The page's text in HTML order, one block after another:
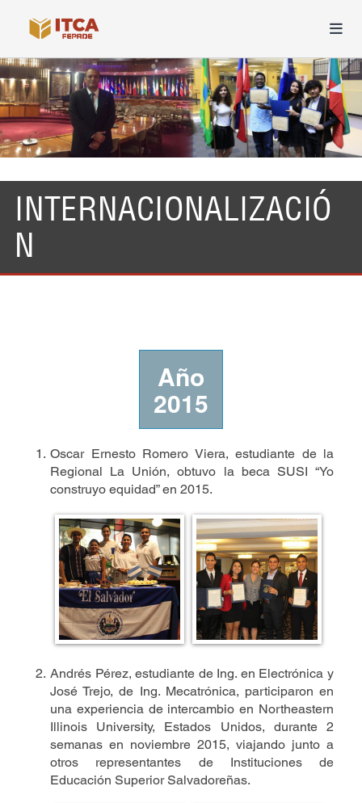
INTERNACIONALIZACIÓ
N
Año
2015
Oscar Ernesto Romero Viera, estudiante de la
Regional La Unión, obtuvo la beca SUSI “Yo
construyo equidad” en 2015.
Andrés Pérez, estudiante de Ing. en Electrónica y
José Trejo, de Ing. Mecatrónica, participaron en
una experiencia de intercambio en Northeastern
Illinois University, Estados Unidos, durante 2
semanas en noviembre 2015, viajando junto a
otros representantes de Instituciones de
Educación Superior Salvadoreñas.